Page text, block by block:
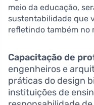
meio da educação,
sustentabilidade que
refletindo também no
Capacitação de
engenheiros e
práticas do design
instituições de